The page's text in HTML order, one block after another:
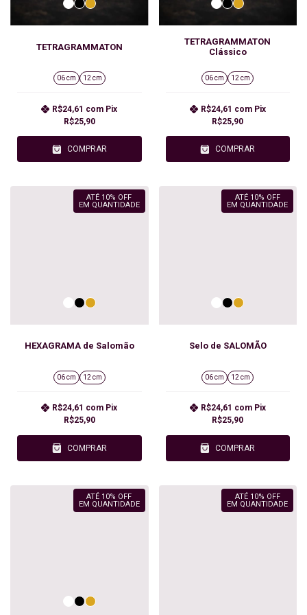
TETRAGRAMMATON
06 cm 12 cm
R$25,90
R$24,61 com Pix
COMPRAR
TETRAGRAMMATON
Clássico
06 cm 12 cm
R$25,90
R$24,61 com Pix
COMPRAR
ATÉ 10% OFF
EM QUANTIDADE
HEXAGRAMA de Salomão
06 cm 12 cm
R$25,90
R$24,61 com Pix
COMPRAR
ATÉ 10% OFF
EM QUANTIDADE
Selo de SALOMÃO
06 cm 12 cm
R$25,90
R$24,61 com Pix
COMPRAR
ATÉ 10% OFF
EM QUANTIDADE
ATÉ 10% OFF
EM QUANTIDADE